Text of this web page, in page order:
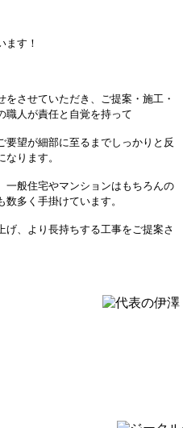
ます！
させていただき、ご提案・施工・
職人が責任と自覚を持って
要望が細部に至るまでしっかりと反
ります。
一般住宅やマンションはもちろんの
多く手掛けています。
、より長持ちする工事をご提案さ